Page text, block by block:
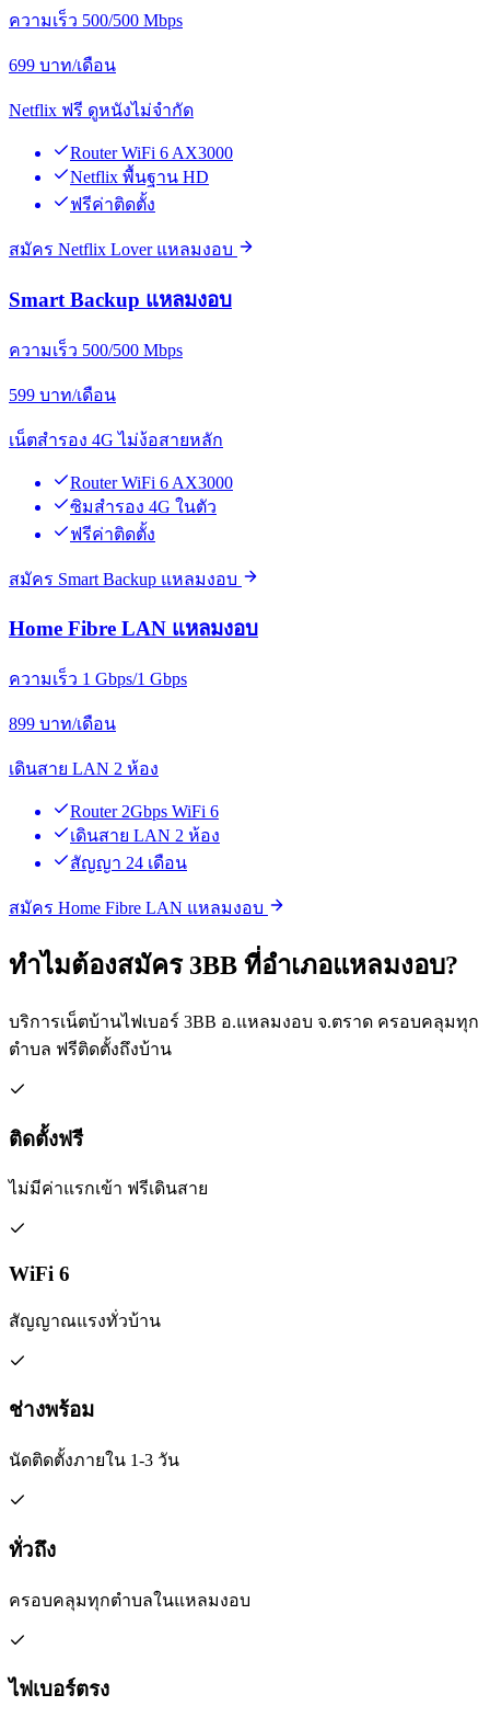
ความเร็ว 500/500 Mbps
699 บาท/เดือน
Netflix ฟรี ดูหนังไม่จำกัด
Router WiFi 6 AX3000
Netflix พื้นฐาน HD
ฟรีค่าติดตั้ง
สมัคร Netflix Lover แหลมงอบ
Smart Backup แหลมงอบ
ความเร็ว 500/500 Mbps
599 บาท/เดือน
เน็ตสำรอง 4G ไม่ง้อสายหลัก
Router WiFi 6 AX3000
ซิมสำรอง 4G ในตัว
ฟรีค่าติดตั้ง
สมัคร Smart Backup แหลมงอบ
Home Fibre LAN แหลมงอบ
ความเร็ว 1 Gbps/1 Gbps
899 บาท/เดือน
เดินสาย LAN 2 ห้อง
Router 2Gbps WiFi 6
เดินสาย LAN 2 ห้อง
สัญญา 24 เดือน
สมัคร Home Fibre LAN แหลมงอบ
ทำไมต้องสมัคร 3BB ที่อำเภอแหลมงอบ?
บริการเน็ตบ้านไฟเบอร์ 3BB อ.แหลมงอบ จ.ตราด ครอบคลุมทุก
ตำบล ฟรีติดตั้งถึงบ้าน
ติดตั้งฟรี
ไม่มีค่าแรกเข้า ฟรีเดินสาย
WiFi 6
สัญญาณแรงทั่วบ้าน
ช่างพร้อม
นัดติดตั้งภายใน 1-3 วัน
ทั่วถึง
ครอบคลุมทุกตำบลในแหลมงอบ
ไฟเบอร์ตรง